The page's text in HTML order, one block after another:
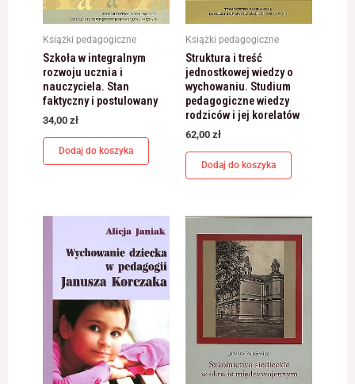
Książki pedagogiczne
Szkoła w integralnym
rozwoju ucznia i
nauczyciela. Stan
faktyczny i postulowany
34,00 zł
Dodaj do koszyka
Książki pedagogiczne
Struktura i treść
jednostkowej wiedzy o
wychowaniu. Studium
pedagogiczne wiedzy
rodziców i jej korelatów
62,00 zł
Dodaj do koszyka
Statystyka
Abyśmy mogli
poprawić
funkcjonalność
i strukturę
strony
internetowej,
na podstawie
tego, jak strona
jest używana.
internetowa
działała jak
najlepiej podczas
twojego przejścia
na nią. Jeśli
odrzucisz te pliki
cookie, niektóre
funkcje znikną ze
strony
internetowej.